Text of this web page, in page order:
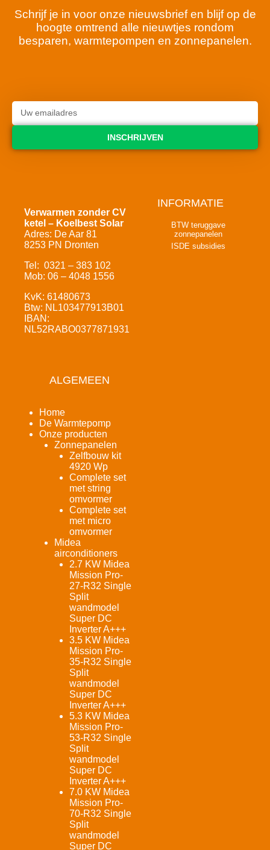
Schrijf je in voor onze nieuwsbrief en blijf op de
hoogte omtrend alle nieuwtjes rondom
besparen, warmtepompen en zonnepanelen.
INSCHRIJVEN
Verwarmen zonder CV
ketel – Koelbest Solar
Adres: De Aar 81
8253 PN Dronten
Tel: 0321 – 383 102
Mob: 06 – 4048 1556
KvK: 61480673
Btw: NL103477913B01
IBAN:
NL52RABO0377871931
INFORMATIE
BTW teruggave
zonnepanelen
ISDE subsidies
ALGEMEEN
Home
De Warmtepomp
Onze producten
Zonnepanelen
Zelfbouw kit
4920 Wp
Complete set
met string
omvormer
Complete set
met micro
omvormer
Midea
airconditioners
2.7 KW Midea
Mission Pro-
27-R32 Single
Split
wandmodel
Super DC
Inverter A+++
3.5 KW Midea
Mission Pro-
35-R32 Single
Split
wandmodel
Super DC
Inverter A+++
5.3 KW Midea
Mission Pro-
53-R32 Single
Split
wandmodel
Super DC
Inverter A+++
7.0 KW Midea
Mission Pro-
70-R32 Single
Split
wandmodel
Super DC